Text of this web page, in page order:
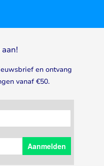
en ontvang
vanaf €50.
Aanmelden